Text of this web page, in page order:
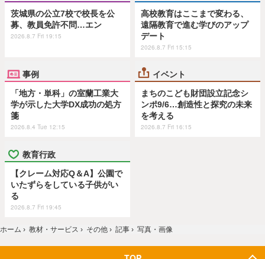
茨城県の公立7校で校長を公
募、教員免許不問…エン
2026.8.7 Fri 19:15
高校教育はここまで変わる、
遠隔教育で進む学びのアップ
デート
2026.8.7 Fri 15:15
事例
「地方・単科」の室蘭工業大
学が示した大学DX成功の処方
箋
2026.8.4 Tue 12:15
イベント
まちのこども財団設立記念シ
ンポ9/6…創造性と探究の未来
を考える
2026.8.7 Fri 16:15
教育行政
【クレーム対応Q＆A】公園で
いたずらをしている子供がい
る
2026.8.7 Fri 19:45
ホーム › 教材・サービス › その他 › 記事 › 写真・画像